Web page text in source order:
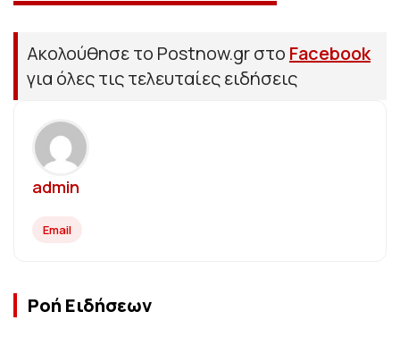
Ακολούθησε το Postnow.gr στο Facebook
για όλες τις τελευταίες ειδήσεις
admin
Email
Ροή Ειδήσεων